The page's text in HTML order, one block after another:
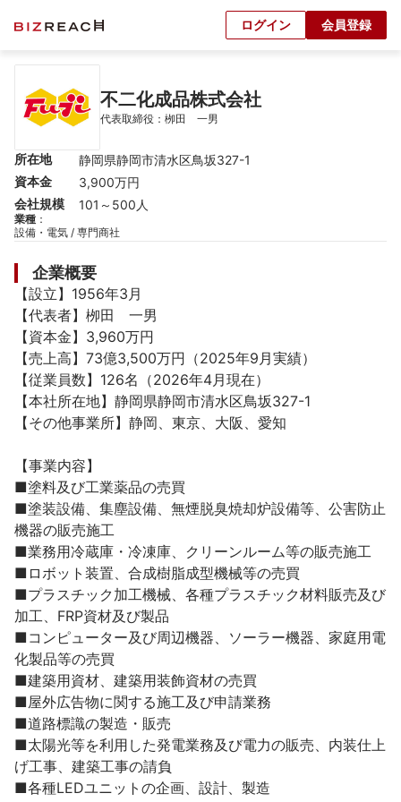
ログイン 会員登録
不二化成品株式会社
代表取締役：栁田　一男
所在地
静岡県静岡市清水区鳥坂327-1
資本金
3,900万円
会社規模
101～500人
業種 ：
設備・電気 / 専門商社
企業概要
【設立】1956年3月
【代表者】栁田　一男
【資本金】3,960万円
【売上高】73億3,500万円（2025年9月実績）
【従業員数】126名（2026年4月現在）
【本社所在地】静岡県静岡市清水区鳥坂327-1
【その他事業所】静岡、東京、大阪、愛知
【事業内容】
■塗料及び工業薬品の売買
■塗装設備、集塵設備、無煙脱臭焼却炉設備等、公害防止
機器の販売施工
■業務用冷蔵庫・冷凍庫、クリーンルーム等の販売施工
■ロボット装置、合成樹脂成型機械等の売買
■プラスチック加工機械、各種プラスチック材料販売及び
加工、FRP資材及び製品
■コンピューター及び周辺機器、ソーラー機器、家庭用電
化製品等の売買
■建築用資材、建築用装飾資材の売買
■屋外広告物に関する施工及び申請業務
■道路標識の製造・販売
■太陽光等を利用した発電業務及び電力の販売、内装仕上
げ工事、建築工事の請負
■各種LEDユニットの企画、設計、製造